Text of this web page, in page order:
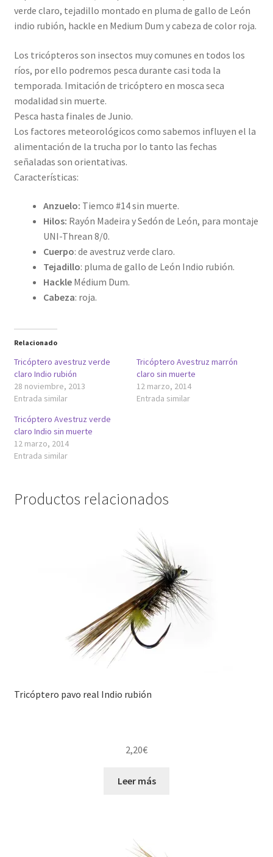
verde claro, tejadillo montado en pluma de gallo de León
indio rubión, hackle en Medium Dum y cabeza de color roja.
Los tricópteros son insectos muy comunes en todos los
ríos, por ello podremos pesca durante casi toda la
temporada. Imitación de tricóptero en mosca seca
modalidad sin muerte.
Pesca hasta finales de Junio.
Los factores meteorológicos como sabemos influyen el la
alimentación de la trucha por lo tanto las fechas
señaladas son orientativas.
Características:
Anzuelo: Tiemco #14 sin muerte.
Hilos: Rayón Madeira y Sedón de León, para montaje
UNI-Threan 8/0.
Cuerpo: de avestruz verde claro.
Tejadillo: pluma de gallo de León Indio rubión.
HackleMédium Dum.
Cabeza: roja.
Relacionado
Tricóptero avestruz verde
claro Indio rubión
28 noviembre, 2013
Entrada similar
Tricóptero Avestruz marrón
claro sin muerte
12 marzo, 2014
Entrada similar
Tricóptero Avestruz verde
claro Indio sin muerte
12 marzo, 2014
Entrada similar
Productos relacionados
Tricóptero pavo real Indio rubión
2,20€
Leer más